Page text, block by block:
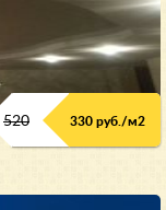
520 330 руб./м2